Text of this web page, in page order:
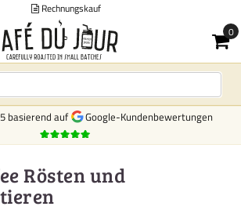
Rechnungskauf
5 basierend auf Google-Kundenbewertungen
Rösten und